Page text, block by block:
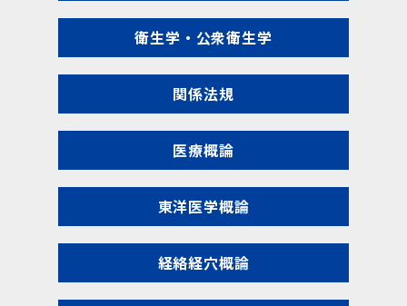
衛生学・公衆衛生学
関係法規
医療概論
東洋医学概論
経絡経穴概論